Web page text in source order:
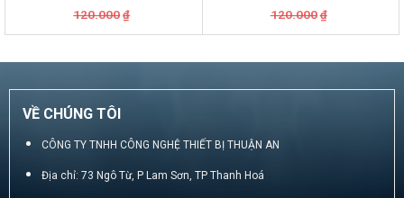
120.000 ₫
là:
tại
100.000₫.
120.000 ₫
là:
tại
100.000₫.
VỀ CHÚNG TÔI
CÔNG TY TNHH CÔNG NGHỆ THIẾT BỊ THUẬN AN
Địa chỉ: 73 Ngô Từ, P Lam Sơn, TP Thanh Hoá